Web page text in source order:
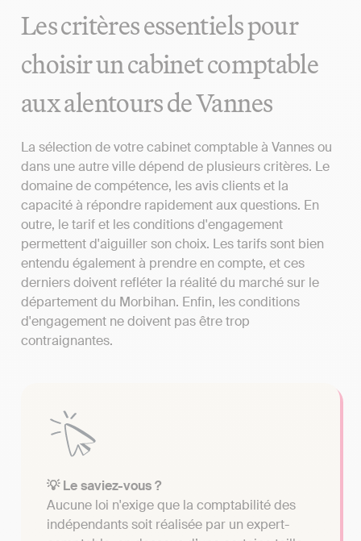
Les critères essentiels pour
choisir un cabinet comptable
aux alentours de Vannes
La sélection de votre cabinet comptable à Vannes ou
dans une autre ville dépend de plusieurs critères. Le
domaine de compétence, les avis clients et la
capacité à répondre rapidement aux questions. En
outre, le tarif et les conditions d'engagement
permettent d'aiguiller son choix. Les tarifs sont bien
entendu également à prendre en compte, et ces
derniers doivent refléter la réalité du marché sur le
département du Morbihan. Enfin, les conditions
d'engagement ne doivent pas être trop
contraignantes.
💡 Le saviez-vous ?
Aucune loi n'exige que la comptabilité des
indépendants soit réalisée par un expert-